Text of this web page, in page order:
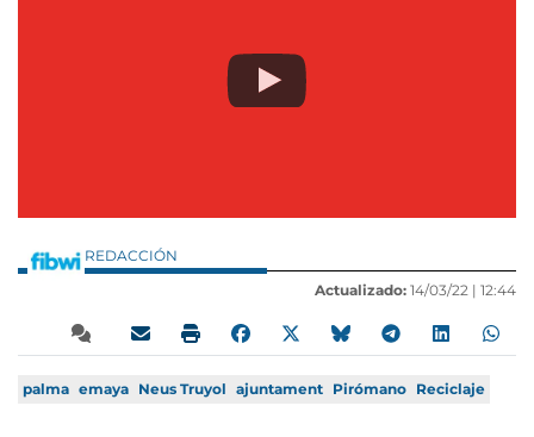
REDACCIÓN
Actualizado: 14/03/22 | 12:44
palma emaya Neus Truyol ajuntament Pirómano Reciclaje